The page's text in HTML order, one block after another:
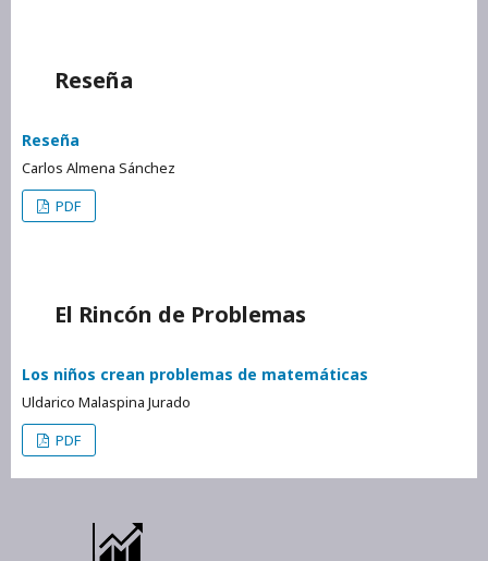
Reseña
Reseña
Carlos Almena Sánchez
PDF
El Rincón de Problemas
Los niños crean problemas de matemáticas
Uldarico Malaspina Jurado
PDF